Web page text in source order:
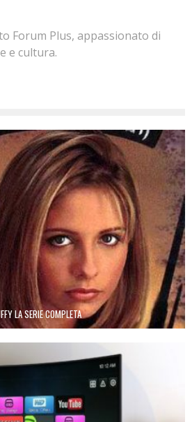
Forum Plus, appassionato di
e cultura.
LA SERIE COMPLETA